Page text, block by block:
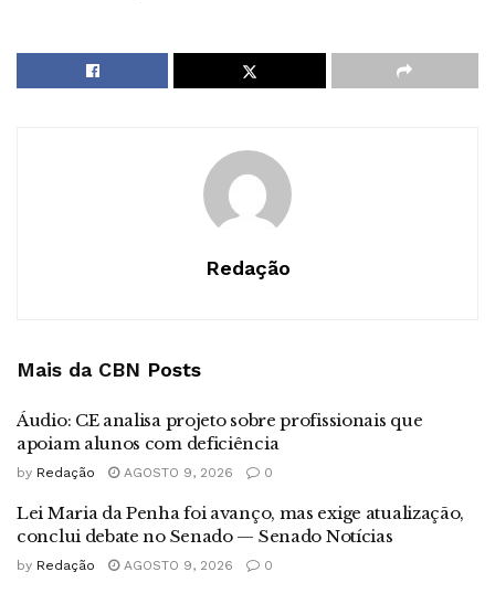
Redação
Mais da CBN Posts
Áudio: CE analisa projeto sobre profissionais que
apoiam alunos com deficiência
by Redação AGOSTO 9, 2026 0
Lei Maria da Penha foi avanço, mas exige atualização,
conclui debate no Senado — Senado Notícias
by Redação AGOSTO 9, 2026 0